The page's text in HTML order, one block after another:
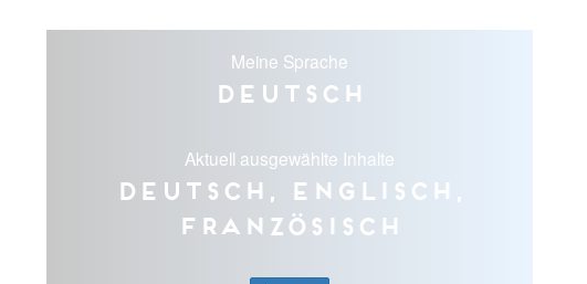
Meine Sprache
Deutsch
Aktuell ausgewählte Inhalte
Deutsch, Englisch,
Französisch